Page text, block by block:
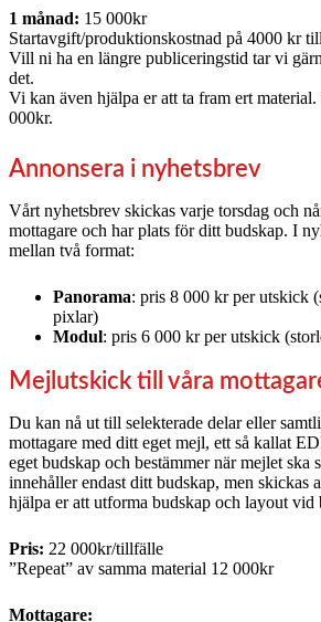
1 månad: 15 000kr
Startavgift/produktionskostnad på 4000 kr
Vill ni ha en längre publiceringstid tar vi
det.
Vi kan även hjälpa er att ta fram ert
000kr.
Annonsera i nyhetsbrev
Vårt nyhetsbrev skickas varje torsdag och
mottagare och har plats för ditt budskap. I
mellan två format:
Panorama: pris 8 000 kr per utskick
pixlar)
Modul: pris 6 000 kr per utskick
Mejlutskick till våra
Du kan nå ut till selekterade delar eller
mottagare med ditt eget mejl, ett så kallat
eget budskap och bestämmer när mejlet ska
innehåller endast ditt budskap, men skickas
hjälpa er att utforma budskap och layout vid
Pris: 22 000kr/tillfälle
”Repeat” av samma material 12 000kr
Mottagare: